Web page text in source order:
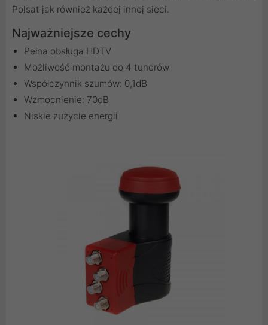
Polsat jak również każdej innej sieci.
Najważniejsze cechy
Pełna obsługa HDTV
Możliwość montażu do 4 tunerów
Współczynnik szumów: 0,1dB
Wzmocnienie: 70dB
Niskie zużycie energii